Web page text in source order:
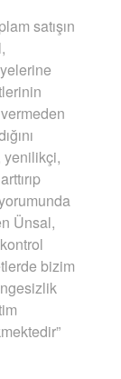
satışın
yenilikçi,
Ünsal,
bizim